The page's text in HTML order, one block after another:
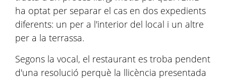
ha optat per separar el cas en dos expedients
diferents: un per a l'interior del local i un altre
per a la terrassa.
Segons la vocal, el restaurant es troba pendent
d'una resolució perquè la llicència presentada